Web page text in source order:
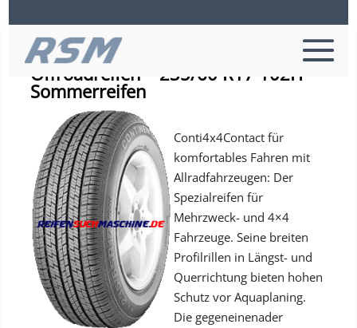
Continental 4X4 CONTACT ML MO –
Offroadreifen – 235/60 R17 102H –
Sommerreifen
Conti4x4Contact für
komfortables Fahren mit
Allradfahrzeugen: Der
Spezialreifen für
Mehrzweck- und 4×4
Fahrzeuge. Seine breiten
Profilrillen in Längst- und
Querrichtung bieten hohen
Schutz vor Aquaplaning.
Die gegeneinenader